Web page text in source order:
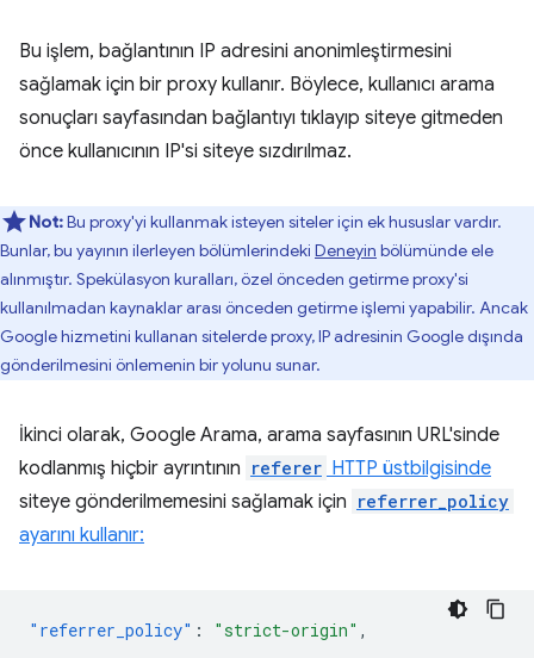
Bu işlem, bağlantının IP adresini anonimleştirmesini
sağlamak için bir proxy kullanır. Böylece, kullanıcı arama
sonuçları sayfasından bağlantıyı tıklayıp siteye gitmeden
önce kullanıcının IP'si siteye sızdırılmaz.
Not:Bu proxy'yi kullanmak isteyen siteler için ek hususlar vardır.
Bunlar, bu yayının ilerleyen bölümlerindeki Deneyin bölümünde ele
alınmıştır. Spekülasyon kuralları, özel önceden getirme proxy'si
kullanılmadan kaynaklar arası önceden getirme işlemi yapabilir. Ancak
Google hizmetini kullanan sitelerde proxy, IP adresinin Google dışında
gönderilmesini önlemenin bir yolunu sunar.
İkinci olarak, Google Arama, arama sayfasının URL'sinde
kodlanmış hiçbir ayrıntının referer HTTP üstbilgisinde
siteye gönderilmemesini sağlamak için referrer_policy
ayarını kullanır:
"referrer_policy" : "strict-origin" ,